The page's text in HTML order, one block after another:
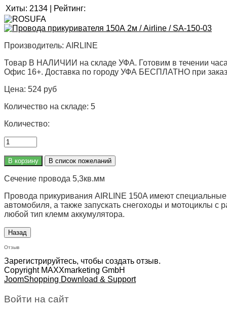
Хиты: 2134 Рейтинг:
Производитель: AIRLINE
Товар В НАЛИЧИИ на складе УФА. Готовим в течении
Офис 16+. Доставка по городу УФА БЕСПЛАТНО при
Цена: 524 руб
Количество на складе: 5
Количество:
Сечение провода 5,3кв.мм
Провода прикуривания AIRLINE 150A имеют
автомобиля, а также запускать снегоходы и мотоциклы с
любой тип клемм аккумулятора.
Отзыв
Зарегистрируйтесь, чтобы создать отзыв.
Copyright MAXXmarketing GmbH
JoomShopping Download & Support
Войти на сайт